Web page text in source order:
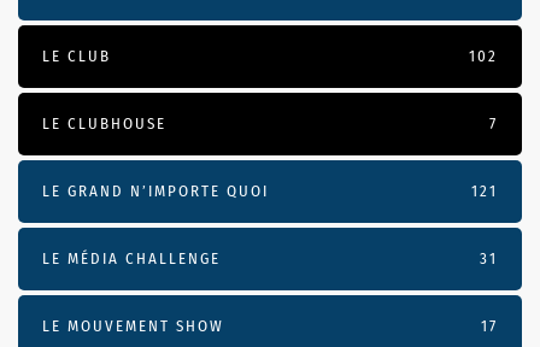
LE CLUB 102
LE CLUBHOUSE 7
LE GRAND N’IMPORTE QUOI 121
LE MÉDIA CHALLENGE 31
LE MOUVEMENT SHOW 17